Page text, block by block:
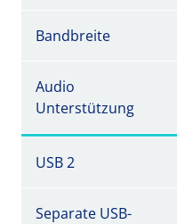
Bandbreite
Audio
Unterstützung
USB 2
Separate USB-